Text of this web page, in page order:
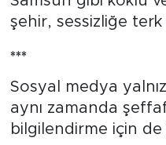
şehir, sessizliğe
***
Sosyal medya
aynı zamanda
bilgilendirme için